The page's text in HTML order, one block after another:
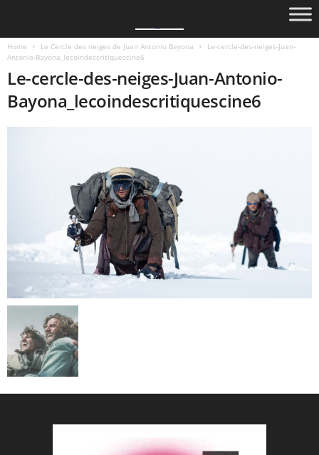
Home Le Cercle des neiges de Juan Antonio Bayona
Le-cercle-des-neiges-Juan-
Antonio-Bayona_lecoindescritiquescine6
Le-cercle-des-neiges-Juan-Antonio-
Bayona_lecoindescritiquescine6